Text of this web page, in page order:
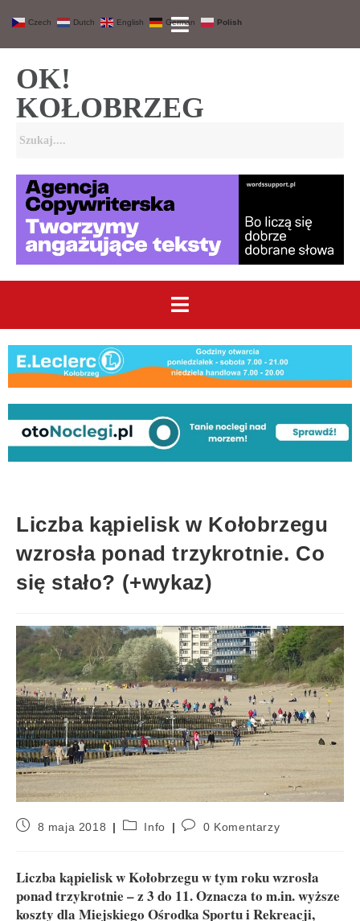
OK!
KOŁOBRZEG
Liczba kąpielisk w Kołobrzegu
wzrosła ponad trzykrotnie. Co
się stało? (+wykaz)
8 maja 2018 Info 0 Komentarzy
Liczba kąpielisk w Kołobrzegu w tym roku wzrosła
ponad trzykrotnie – z 3 do 11. Oznacza to m.in. wyższe
koszty dla Miejskiego Ośrodka Sportu i Rekreacji,
Czech Dutch English German Polish